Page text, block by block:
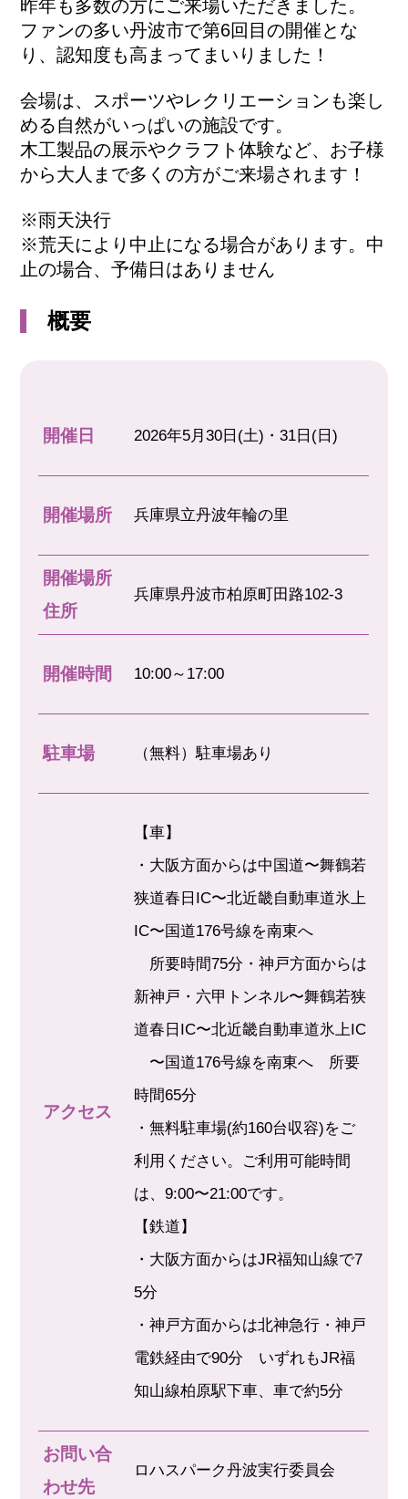
昨年も多数の方にご来場いただきました。
ファンの多い丹波市で第6回目の開催とな
り、認知度も高まってまいりました！
会場は、スポーツやレクリエーションも楽し
める自然がいっぱいの施設です。
木工製品の展示やクラフト体験など、お子様
から大人まで多くの方がご来場されます！
※雨天決行
※荒天により中止になる場合があります。中
止の場合、予備日はありません
概要
開催日 2026年5月30日(土)・31日(日)
開催場所 兵庫県立丹波年輪の里
開催場所
住所
兵庫県丹波市柏原町田路102-3
開催時間 10:00～17:00
駐車場 （無料）駐車場あり
アクセス
【車】
・大阪方面からは中国道〜舞鶴若
狭道春日IC〜北近畿自動車道氷上
IC〜国道176号線を南東へ
所要時間75分・神戸方面からは
新神戸・六甲トンネル〜舞鶴若狭
道春日IC〜北近畿自動車道氷上IC
〜国道176号線を南東へ 所要
時間65分
・無料駐車場(約160台収容)をご
利用ください。ご利用可能時間
は、9:00〜21:00です。
【鉄道】
・大阪方面からはJR福知山線で7
5分
・神戸方面からは北神急行・神戸
電鉄経由で90分 いずれもJR福
知山線柏原駅下車、車で約5分
お問い合
わせ先
ロハスパーク丹波実行委員会